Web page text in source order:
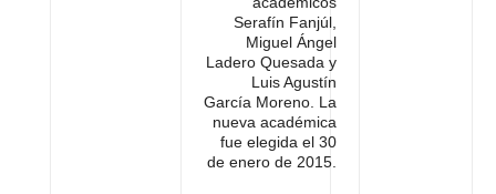
Serafín Fanjúl,
Miguel Ángel
Ladero Quesada y
Luis Agustín
García Moreno. La
nueva académica
fue elegida el 30
de enero de 2015.